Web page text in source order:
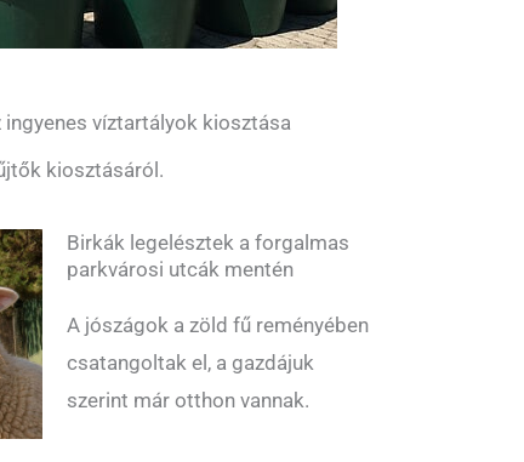
víztartályok kiosztása
kiosztásáról.
Birkák legelésztek a forgalmas
parkvárosi utcák mentén
A jószágok a zöld fű reményében
csatangoltak el, a gazdájuk
szerint már otthon vannak.